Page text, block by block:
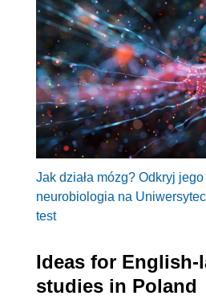
Jak działa mózg? Odkryj
neurobiologia na
test
Ideas for English-
studies in Poland